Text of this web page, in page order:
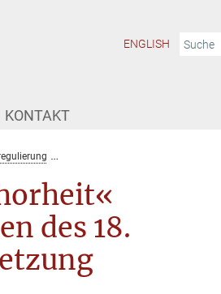
ENGLISH
KONTAKT
des 18.